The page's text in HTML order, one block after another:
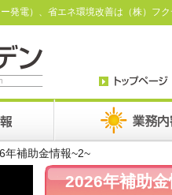
発電）、省エネ環境改善は（株）フ
年補助金情報~2~
2026年補助